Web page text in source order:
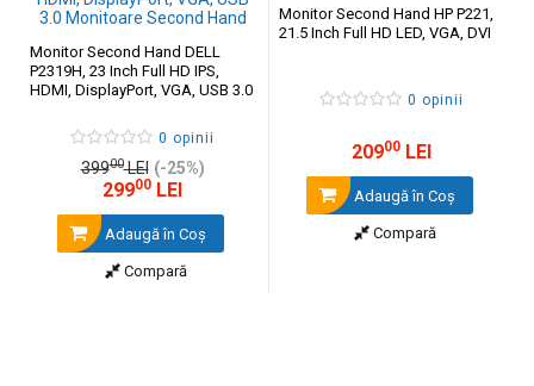
Monitor Second Hand DELL
P2319H, 23 Inch Full HD IPS,
HDMI, DisplayPort, VGA, USB 3.0
0 opinii
39900LEI (-25%)
29900 LEI
Adaugă în Coş
Compară
Monitor Second Hand HP P221,
21.5 Inch Full HD LED, VGA, DVI
0 opinii
20900 LEI
Adaugă în Coş
Compară